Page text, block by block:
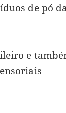
de pó
e